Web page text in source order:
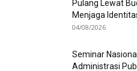
Pulang Lewat
Menjaga
04/08/2026
Seminar
Administrasi